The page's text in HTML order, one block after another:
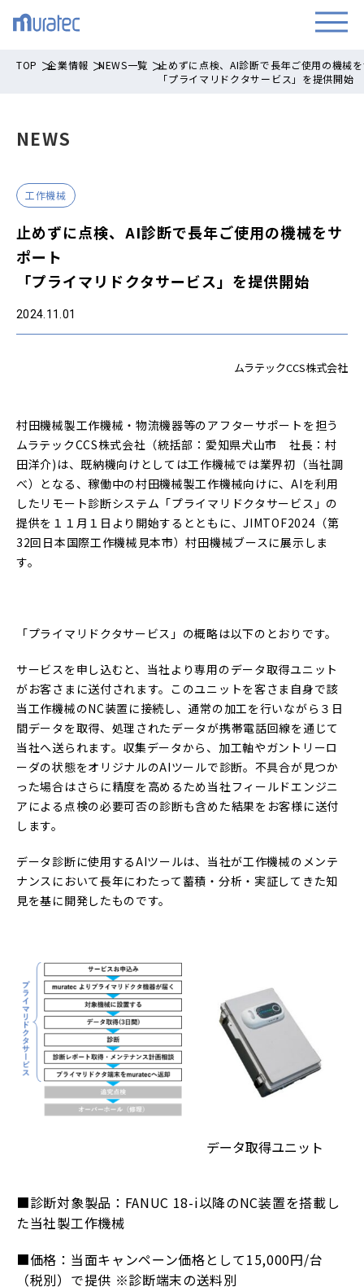
TOP 企業情報 NEWS一覧
止めずに点検、AI診断で長年ご使用の機械
「プライマリドクタサービス」を提供開始
NEWS
工作機械
止めずに点検、AI診断で長年ご使用の機械をサ
ポート
「プライマリドクタサービス」を提供開始
2024.11.01
ムラテックCCS株式会社
村田機械製工作機械・物流機器等のアフターサポートを担う
ムラテックCCS株式会社（統括部：愛知県犬山市 社長：村
田洋介)は、既納機向けとしては工作機械では業界初（当社調
べ）となる、稼働中の村田機械製工作機械向けに、AIを利用
したリモート診断システム「プライマリドクタサービス」の
提供を１１月１日より開始するとともに、JIMTOF2024（第
32回日本国際工作機械見本市）村田機械ブースに展示しま
す。
「プライマリドクタサービス」の概略は以下のとおりです。
サービスを申し込むと、当社より専用のデータ取得ユニット
がお客さまに送付されます。このユニットを客さま自身で該
当工作機械のNC装置に接続し、通常の加工を行いながら３日
間データを取得、処理されたデータが携帯電話回線を通じて
当社へ送られます。収集データから、加工軸やガントリーロ
ーダの状態をオリジナルのAIツールで診断。不具合が見つか
った場合はさらに精度を高めるため当社フィールドエンジニ
アによる点検の必要可否の診断も含めた結果をお客様に送付
します。
データ診断に使用するAIツールは、当社が工作機械のメンテ
ナンスにおいて長年にわたって蓄積・分析・実証してきた知
見を基に開発したものです。
データ取得ユニット
■診断対象製品：FANUC 18-i以降のNC装置を搭載し
た当社製工作機械
■価格：当面キャンペーン価格として15,000円/台
（税別）で提供 ※診断端末の送料別